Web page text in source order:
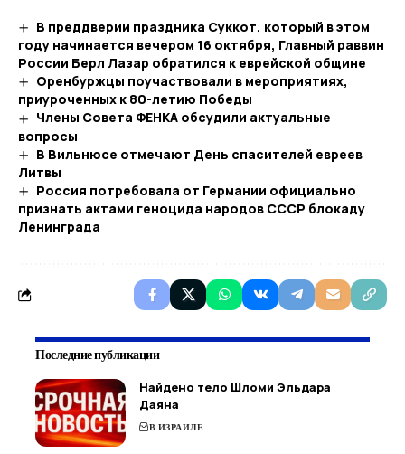
В преддверии праздника Суккот, который в этом
году начинается вечером 16 октября, Главный раввин
России Берл Лазар обратился к еврейской общине
Оренбуржцы поучаствовали в мероприятиях,
приуроченных к 80-летию Победы
Члены Совета ФЕНКА обсудили актуальные
вопросы
В Вильнюсе отмечают День спасителей евреев
Литвы
Россия потребовала от Германии официально
признать актами геноцида народов СССР блокаду
Ленинграда
Последние публикации
Найдено тело Шломи Эльдара
Даяна
В ИЗРАИЛЕ